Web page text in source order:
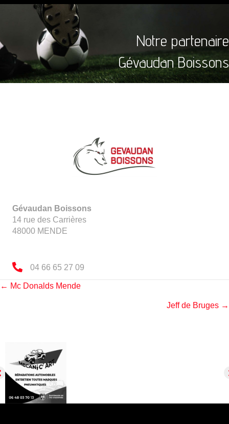
Notre partenaire
Gévaudan Boissons
Gévaudan Boissons
14 rue des Carrières
48000 MENDE
04 66 65 27 09
Posts
← Mc Donalds Mende
Jeff de Bruges →